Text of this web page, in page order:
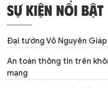
SỰ KIỆN NỔI BẬT
Đại tướng Võ Nguyên Giáp
An toàn thông tin trên
mạng